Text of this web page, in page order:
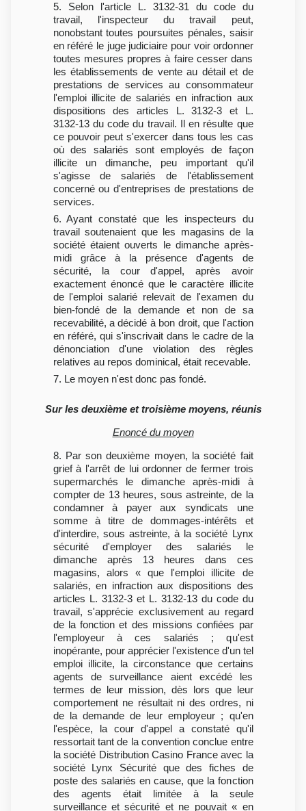
5. Selon l'article L. 3132-31 du code du
travail, l'inspecteur du travail peut,
nonobstant toutes poursuites pénales, saisir
en référé le juge judiciaire pour voir ordonner
toutes mesures propres à faire cesser dans
les établissements de vente au détail et de
prestations de services au consommateur
l'emploi illicite de salariés en infraction aux
dispositions des articles L. 3132-3 et L.
3132-13 du code du travail. Il en résulte que
ce pouvoir peut s'exercer dans tous les cas
où des salariés sont employés de façon
illicite un dimanche, peu important qu'il
s'agisse de salariés de l'établissement
concerné ou d'entreprises de prestations de
services.
6. Ayant constaté que les inspecteurs du
travail soutenaient que les magasins de la
société étaient ouverts le dimanche après-
midi grâce à la présence d'agents de
sécurité, la cour d'appel, après avoir
exactement énoncé que le caractère illicite
de l'emploi salarié relevait de l'examen du
bien-fondé de la demande et non de sa
recevabilité, a décidé à bon droit, que l'action
en référé, qui s'inscrivait dans le cadre de la
dénonciation d'une violation des règles
relatives au repos dominical, était recevable.
7. Le moyen n'est donc pas fondé.
Sur les deuxième et troisième moyens, réunis
Enoncé du moyen
8. Par son deuxième moyen, la société fait
grief à l'arrêt de lui ordonner de fermer trois
supermarchés le dimanche après-midi à
compter de 13 heures, sous astreinte, de la
condamner à payer aux syndicats une
somme à titre de dommages-intérêts et
d'interdire, sous astreinte, à la société Lynx
sécurité d'employer des salariés le
dimanche après 13 heures dans ces
magasins, alors « que l'emploi illicite de
salariés, en infraction aux dispositions des
articles L. 3132-3 et L. 3132-13 du code du
travail, s'apprécie exclusivement au regard
de la fonction et des missions confiées par
l'employeur à ces salariés ; qu'est
inopérante, pour apprécier l'existence d'un tel
emploi illicite, la circonstance que certains
agents de surveillance aient excédé les
termes de leur mission, dès lors que leur
comportement ne résultait ni des ordres, ni
de la demande de leur employeur ; qu'en
l'espèce, la cour d'appel a constaté qu'il
ressortait tant de la convention conclue entre
la société Distribution Casino France avec la
société Lynx Sécurité que des fiches de
poste des salariés en cause, que la fonction
des agents était limitée à la seule
surveillance et sécurité et ne pouvait « en